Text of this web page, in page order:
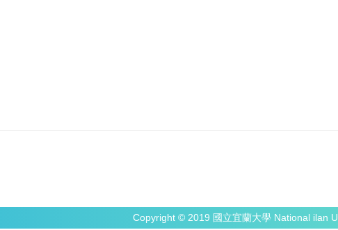
Copyright © 2019 國立宜蘭大學 National ilan